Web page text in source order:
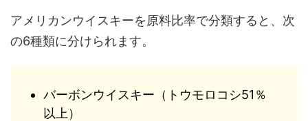
アメリカンウイスキーを原料比率で分類すると、次
の6種類に分けられます。
バーボンウイスキー（トウモロコシ51％
以上）